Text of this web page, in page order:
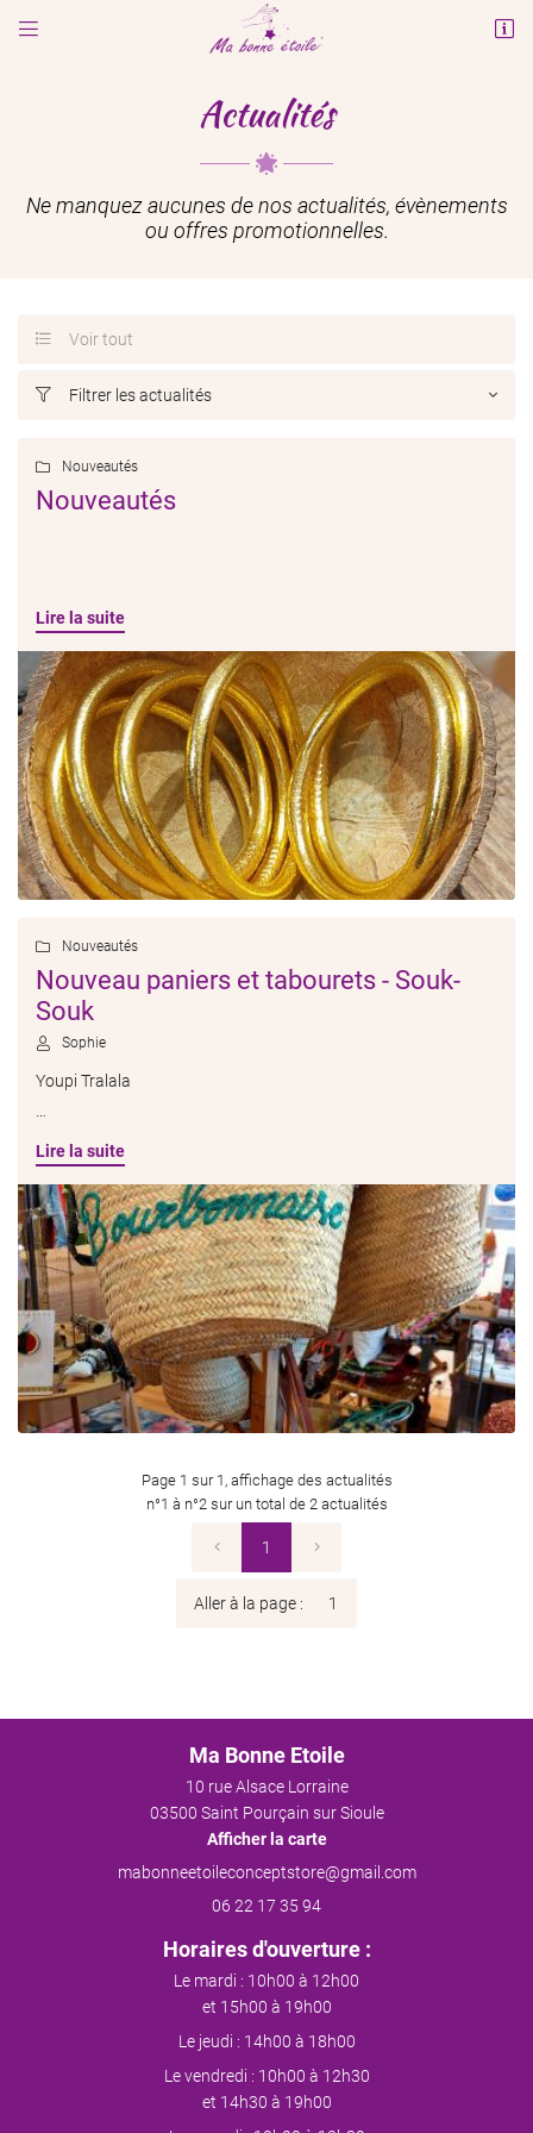

BOUTIQUE
LE CONCEPT
UNIVERS
EN IMAGES
ACTUALITÉS

06 22 17 35
Restez
INSCRIPTION
Actualités
Ne manquez aucunes de nos actualités, évènements
ou offres promotionnelles.
 Voir tout
 Filtrer les actualités
 Nouveautés
Nouveautés
Lire la suite
 Nouveautés
Nouveau paniers et tabourets - Souk-
Souk
 Sophie
Youpi Tralala
Les paniers nouveaux sont arrivés, nouvelles formes, petits
tabourets pour enfants réalisés avec des chutes de Liberty, et
les inconditionnels Bourbonnaises et Auvergnates
Lire la suite
Page 1 sur 1, affichage des actualités
n°1 à n°2 sur un total de 2actualités
1
Aller à la page :
Ma Bonne Etoile
10 rue Alsace Lorraine
03500 Saint Pourçain sur Sioule
Afficher la carte
06 22 17 35 94
Horaires d'ouverture :
Le mardi : 10h00 à 12h00
et 15h00 à 19h00
Le jeudi : 14h00 à 18h00
Le vendredi : 10h00 à 12h30
et 14h30 à 19h00